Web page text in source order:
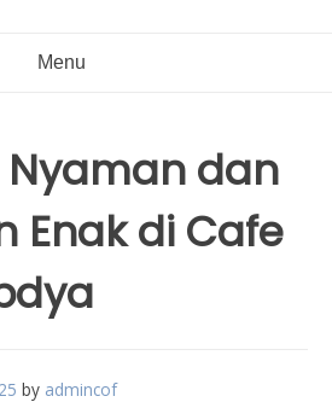
Menu
dan
Enak di Cafe
by admincof